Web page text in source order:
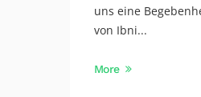
uns eine
von Ibni...
More